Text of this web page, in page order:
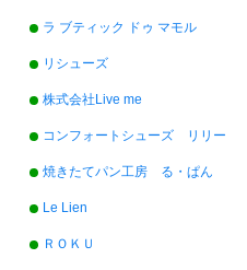
ラ ブティック ドゥ マモル
リシューズ
株式会社Live me
コンフォートシューズ リリー
焼きたてパン工房 る・ぱん
Le Lien
ＲＯＫＵ